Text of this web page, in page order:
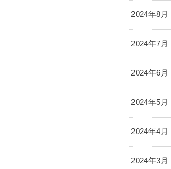
2024年8月
2024年7月
2024年6月
2024年5月
2024年4月
2024年3月